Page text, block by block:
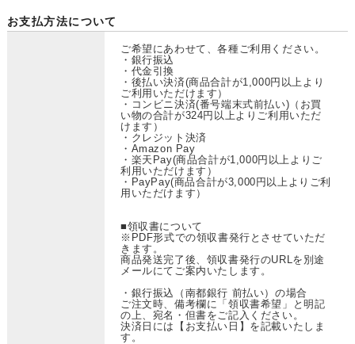
お支払方法について
ご希望にあわせて、各種ご利用ください。
・銀行振込
・代金引換
・後払い決済(商品合計が1,000円以上より
ご利用いただけます）
・コンビニ決済(番号端末式前払い)（お買
い物の合計が324円以上よりご利用いただ
けます）
・クレジット決済
・Amazon Pay
・楽天Pay(商品合計が1,000円以上よりご
利用いただけます）
・PayPay(商品合計が3,000円以上よりご利
用いただけます）
■領収書について
※PDF形式での領収書発行とさせていただ
きます。
商品発送完了後、領収書発行のURLを別途
メールにてご案内いたします。
・銀行振込（南都銀行 前払い）の場合
ご注文時、備考欄に「領収書希望」と明記
の上、宛名・但書をご記入ください。
決済日には【お支払い日】を記載いたしま
す。